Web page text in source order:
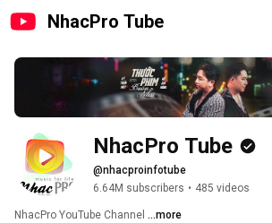
NhacPro Tube
NhacPro Tube
@nhacproinfotube
6.64M subscribers • 485 videos
NhacPro YouTube Channel ...more